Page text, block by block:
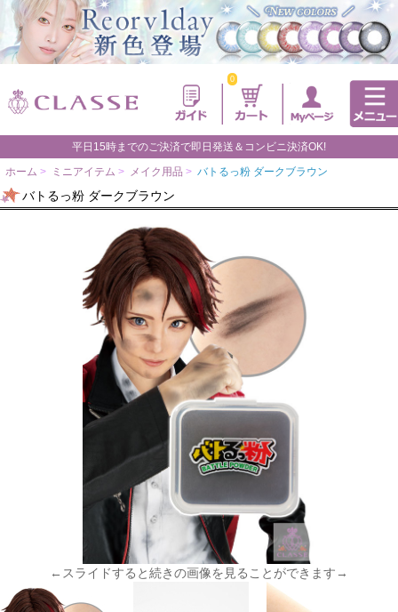
0
平日15時までのご決済で即日発送＆コンビニ決済OK!
ホーム > ミニアイテム > メイク用品 > バトるっ粉 ダークブラウン
バトるっ粉 ダークブラウン
←スライドすると続きの画像を見ることができます→